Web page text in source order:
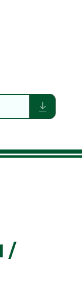
/